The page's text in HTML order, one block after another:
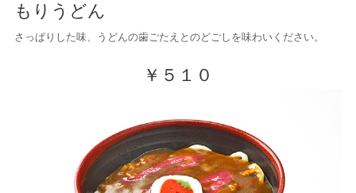
もりうどん
さっぱりした味、うどんの歯ごたえとのどごしを味わいください。
￥５１０